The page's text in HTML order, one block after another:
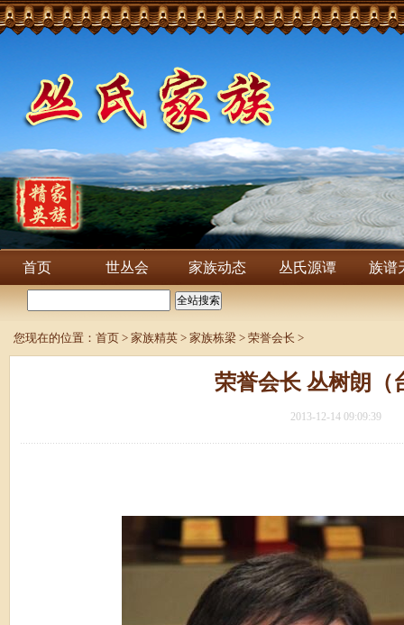
首页 世丛会 家族动态 丛氏源谭 族谱
您现在的位置： 首页 > 家族精英 > 家族栋梁 > 荣誉会长 >
荣誉会长 丛树朗（
2013-12-14 09:09:39